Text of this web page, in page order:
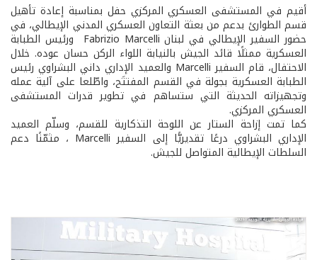
أقيم في المستشفى العسكري المركزي حفل بمناسبة إعادة تأهيل
قسم الطوارئ بدعم من بعثة التعاون العسكري المدني الإيطالي، في
حضور السفير الإيطالي في لبنان Fabrizio Marcelli ورئيس الطبابة
العسكرية ممثلًا قائد الجيش بالنيابة اللواء الركن حسان عوده. خلال
الاحتفال، قام السفير Marcelli والعميد الإداري داني البشراوي رئيس
الطبابة العسكرية بجولة في القسم المفتتَح، واطّلعا على آلية عمله
وتجهيزاته الحديثة التي ستساهم في تطوير قدرات المستشفى
العسكري المركزي.
كما تمت إزاحة الستار عن اللوحة التذكارية للقسم، وسلّم العميد
الإداري البشراوي درعًا تقديريًّا إلى السفير Marcelli ، مثمّنًا دعم
السلطات الإيطالية المتواصل للجيش.